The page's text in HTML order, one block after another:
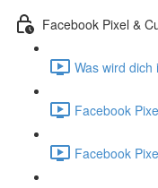
Facebook Pixel &
Was wird
Facebook
Facebook